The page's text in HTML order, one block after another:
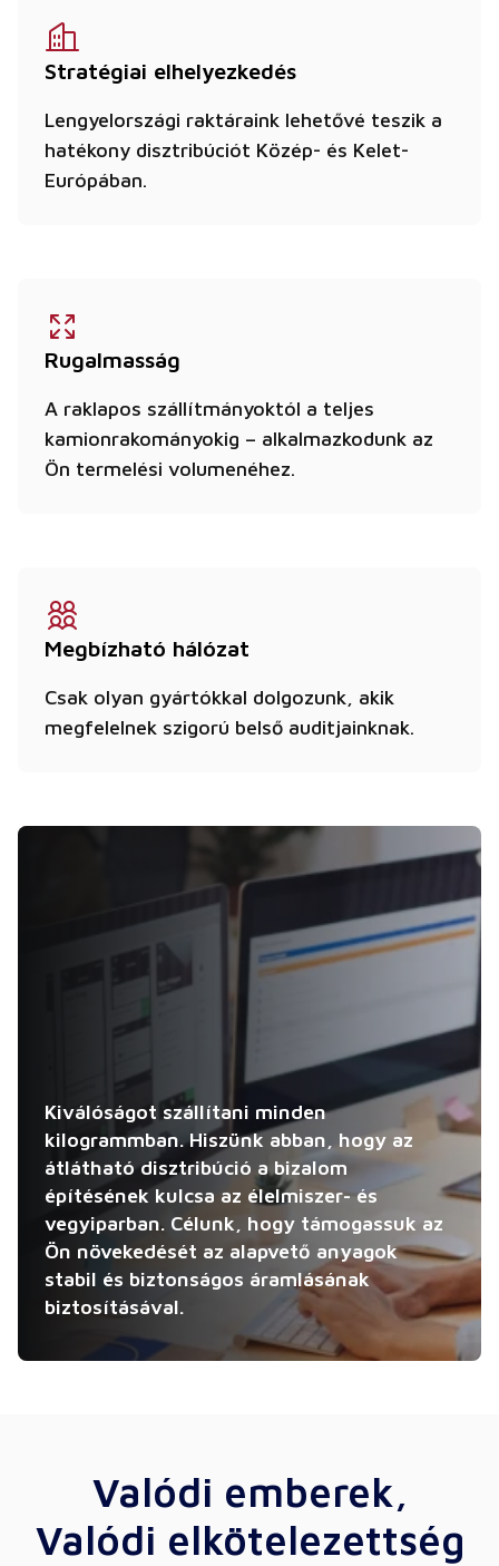
Stratégiai elhelyezkedés
Lengyelországi raktáraink lehetővé teszik a
hatékony disztribúciót Közép- és Kelet-
Európában.
Rugalmasság
A raklapos szállítmányoktól a teljes
kamionrakományokig – alkalmazkodunk az
Ön termelési volumenéhez.
Megbízható hálózat
Csak olyan gyártókkal dolgozunk, akik
megfelelnek szigorú belső auditjainknak.
Kiválóságot szállítani minden
kilogrammban. Hiszünk abban, hogy az
átlátható disztribúció a bizalom
építésének kulcsa az élelmiszer- és
vegyiparban. Célunk, hogy támogassuk az
Ön növekedését az alapvető anyagok
stabil és biztonságos áramlásának
biztosításával.
Valódi emberek,
Valódi elkötelezettség